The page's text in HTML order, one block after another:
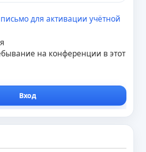
для активации учётной
на конференции в этот